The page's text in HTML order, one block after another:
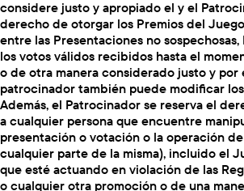
considere justo y apropiado el y el
derecho de otorgar los Premios del
entre las Presentaciones no
los votos válidos recibidos hasta el
o de otra manera considerado justo y por
patrocinador también puede modificar
Además, el Patrocinador se reserva el
a cualquier persona que encuentre
presentación o votación o la operación
cualquier parte de la misma), incluido el
que esté actuando en violación de las
o cualquier otra promoción o de una